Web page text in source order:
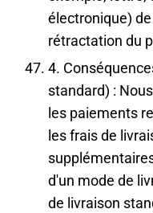
électronique)
rétractation du
4.
standard) :
les paiements
les frais de
d'un mode de
de livraison